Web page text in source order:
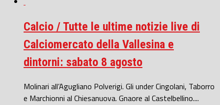
Calcio / Tutte le ultime notizie live di
Calciomercato della Vallesina e
dintorni: sabato 8 agosto
Molinari all’Agugliano Polverigi. Gli under Cingolani, Taborro
e Marchionni al Chiesanuova. Gnaore al Castelbellino....